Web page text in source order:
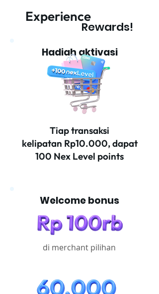
Experience
Rewards!
Hadiah aktivasi
Tiap transaksi
kelipatan Rp10.000, dapat
100 Nex Level points
Welcome bonus
di merchant pilihan